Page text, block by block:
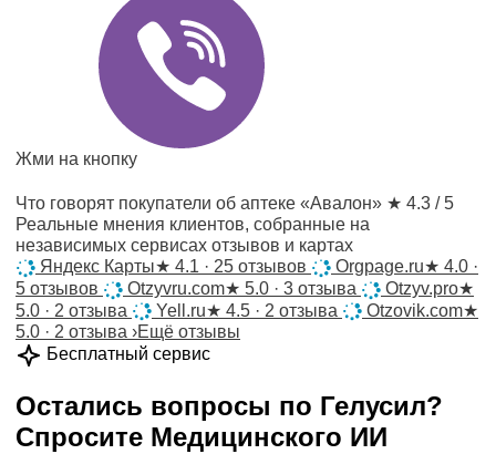
Жми на кнопку
Что говорят покупатели об аптеке «Авалон» ★ 4.3 / 5
Реальные мнения клиентов, собранные на
независимых сервисах отзывов и картах
Яндекс Карты★ 4.1 · 25 отзывов Orgpage.ru★ 4.0 ·
5 отзывов
Otzyvru.com★ 5.0 · 3 отзыва Otzyv.pro★
5.0 · 2 отзыва
Yell.ru★ 4.5 · 2 отзыва Otzovik.com★
5.0 · 2 отзыва ›Ещё отзывы
Бесплатный сервис
Остались вопросы по Гелусил?
Спросите Медицинского ИИ